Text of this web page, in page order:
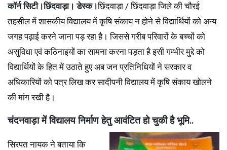
कॉर्न सिटी।छिंदवाड़ा। डेस्क।छिंदवाड़ा / छिंदवाड़ा जिले की चौरई
तहसील में शासकीय विद्यालय में कृषि संकाय न होने से विद्यार्थियों को अन्य
जगह पढ़ाई करने जाना पड़ रहा है। जिससे गरीब परिवारों के बच्चों को
असुविधा एवं कठिनाइयों का सामना करना पड़ता है इसी गम्भीर मुद्दे को
विद्यार्थियों के हित में उठाते हुए अब जन प्रतिनिधियों ने सरकार व
अधिकारियों को पत्र लिख कर सादीपनी विद्यालय में कृषि संकाय खोलने
की मांग रखी है।
चंदनवाड़ा में विद्यालय निर्माण हेतु आवंटित होचुकी है भूमि..
सिरपत नायक ने बताया कि